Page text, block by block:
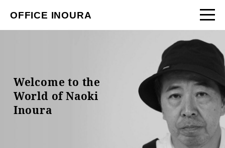
OFFICE INOURA
Welcome to the
World of Naoki
Inoura